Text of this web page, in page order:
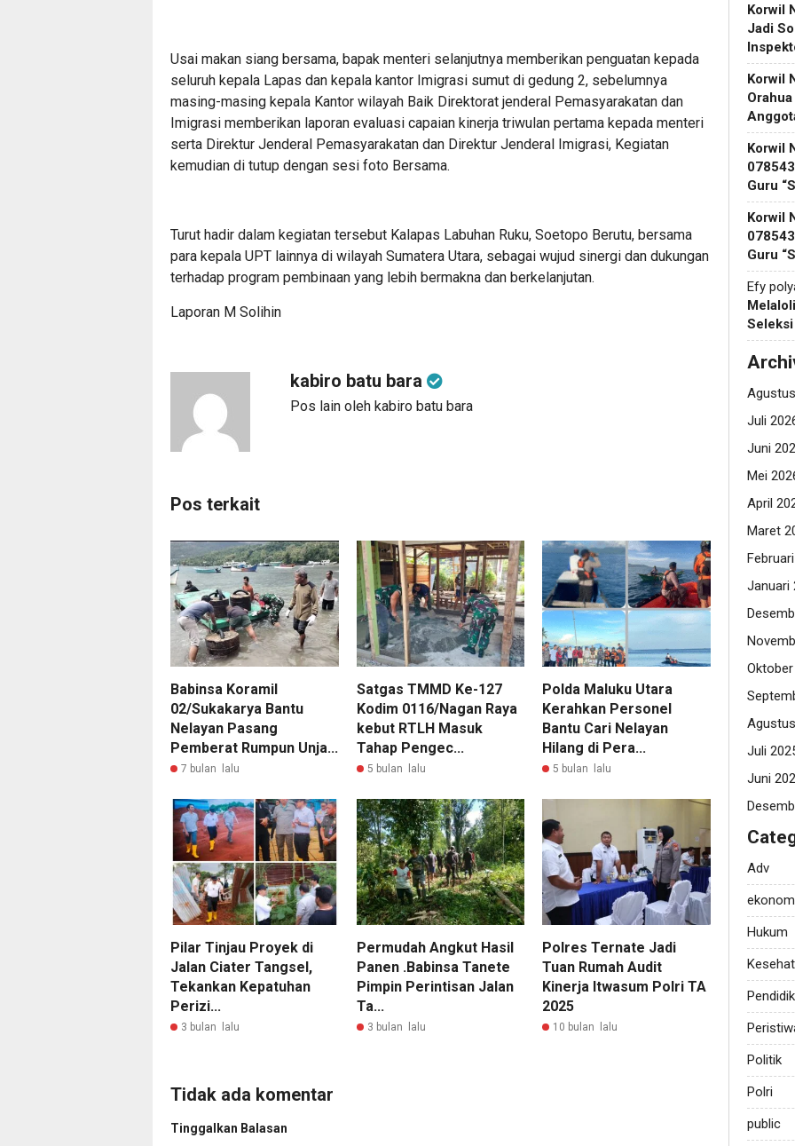
Usai makan siang bersama, bapak menteri selanjutnya memberikan penguatan kepada
seluruh kepala Lapas dan kepala kantor Imigrasi sumut di gedung 2, sebelumnya
masing-masing kepala Kantor wilayah Baik Direktorat jenderal Pemasyarakatan dan
Imigrasi memberikan laporan evaluasi capaian kinerja triwulan pertama kepada menteri
serta Direktur Jenderal Pemasyarakatan dan Direktur Jenderal Imigrasi, Kegiatan
kemudian di tutup dengan sesi foto Bersama.
Turut hadir dalam kegiatan tersebut Kalapas Labuhan Ruku, Soetopo Berutu, bersama
para kepala UPT lainnya di wilayah Sumatera Utara, sebagai wujud sinergi dan dukungan
terhadap program pembinaan yang lebih bermakna dan berkelanjutan.
Laporan M Solihin
kabiro batu bara
Pos lain oleh kabiro batu bara
Pos terkait
Babinsa Koramil
02/Sukakarya Bantu
Nelayan Pasang
Pemberat Rumpun Unja...
7 bulan lalu
Satgas TMMD Ke-127
Kodim 0116/Nagan Raya
kebut RTLH Masuk
Tahap Pengec...
5 bulan lalu
Polda Maluku Utara
Kerahkan Personel
Bantu Cari Nelayan
Hilang di Pera...
5 bulan lalu
Pilar Tinjau Proyek di
Jalan Ciater Tangsel,
Tekankan Kepatuhan
Perizi...
3 bulan lalu
Permudah Angkut Hasil
Panen .Babinsa Tanete
Pimpin Perintisan Jalan
Ta...
3 bulan lalu
Polres Ternate Jadi
Tuan Rumah Audit
Kinerja Itwasum Polri TA
2025
10 bulan lalu
Tidak ada komentar
Tinggalkan Balasan
Korwil
Jadi
Korwil
Korwil
Guru
Korwil
Guru
Efy
Seleksi
Juli
Juni
Mei
April
Maret
Januari
Juli
Juni
Adv
Hukum
Politik
Polri
public